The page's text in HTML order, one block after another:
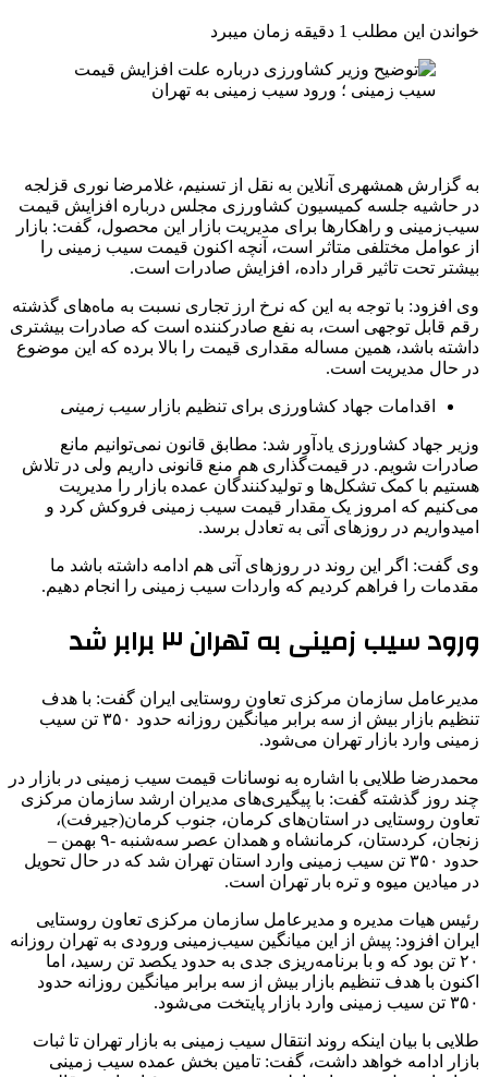
خواندن این مطلب 1 دقیقه زمان میبرد
به گزارش همشهری آنلاین به نقل از تسنیم، غلامرضا نوری قزلجه
در حاشیه جلسه کمیسیون کشاورزی مجلس درباره افزایش قیمت
سیب‌زمینی و راهکارها برای مدیریت بازار این محصول، گفت: بازار
از عوامل مختلفی متاثر است، آنچه اکنون قیمت سیب زمینی را
بیشتر تحت تاثیر قرار داده، افزایش صادرات است.
وی افزود: با توجه به این که نرخ ارز تجاری نسبت به ماه‌های گذشته
رقم قابل توجهی است، به نفع صادرکننده است که صادرات بیشتری
داشته باشد، همین مساله مقداری قیمت را بالا برده که این موضوع
در حال مدیریت است.
اقدامات جهاد کشاورزی برای تنظیم بازارسیب زمینی
وزیر جهاد کشاورزی یادآور شد: مطابق قانون نمی‌توانیم مانع
صادرات شویم. در قیمت‌گذاری هم منع قانونی داریم ولی در تلاش
هستیم با کمک تشکل‌ها و تولیدکنندگان عمده بازار را مدیریت
می‌کنیم که امروز یک مقدار قیمت سیب زمینی فروکش کرد و
امیدواریم در روزهای آتی به تعادل برسد.
وی گفت: اگر این روند در روزهای آتی هم ادامه داشته باشد ما
مقدمات را فراهم کردیم که واردات سیب زمینی را انجام دهیم.
ورود سیب زمینی به تهران ۳ برابر شد
مدیرعامل سازمان مرکزی تعاون روستایی ایران گفت: با هدف
تنظیم بازار بیش از سه برابر میانگین روزانه حدود ۳۵۰ تن سیب
زمینی وارد بازار تهران می‌شود.
محمدرضا طلایی با اشاره به نوسانات قیمت سیب زمینی در بازار در
چند روز گذشته گفت: با پیگیری‌های مدیران ارشد سازمان مرکزی
تعاون روستایی در استان‌های کرمان، جنوب کرمان(جیرفت)،
زنجان، کردستان، کرمانشاه و همدان عصر سه‌شنبه -۹ بهمن –
حدود ۳۵۰ تن سیب زمینی وارد استان تهران شد که در حال تحویل
در میادین میوه و تره بار تهران است.
رئیس هیات مدیره و مدیرعامل سازمان مرکزی تعاون روستایی
ایران افزود: پیش از این میانگین سیب‌زمینی ورودی به تهران روزانه
۲۰ تن بود که و با برنامه‌ریزی جدی به حدود یکصد تن رسید، اما
اکنون با هدف تنظیم بازار بیش از سه برابر میانگین روزانه حدود
۳۵۰ تن سیب زمینی وارد بازار پایتخت می‌شود.
طلایی با بیان اینکه روند انتقال سیب زمینی به بازار تهران تا ثبات
بازار ادامه خواهد داشت، گفت: تامین بخش عمده سیب زمینی